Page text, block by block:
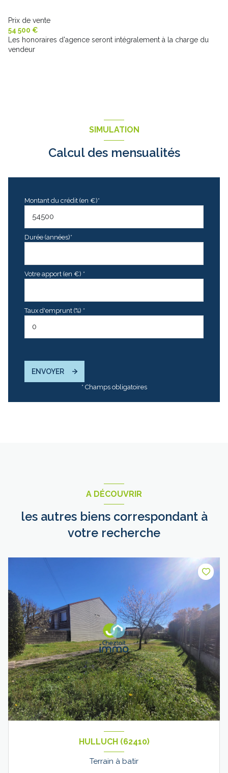
Prix de vente
54 500 €
Les honoraires d'agence seront intégralement à la charge du
vendeur
SIMULATION
Calcul des mensualités
Montant du crédit (en €)*
Durée (années)*
Votre apport (en €) *
Taux d'emprunt (%) *
ENVOYER
* Champs obligatoires
A DÉCOUVRIR
les autres biens correspondant à
votre recherche
HULLUCH (62410)
Terrain à batir